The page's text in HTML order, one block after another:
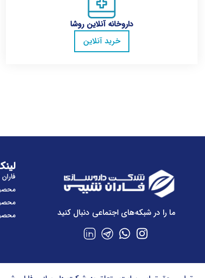
داروخانه آنلاین روشا
خرید آنلاین
ما را در شبکه‌های اجتماعی دنبال کنید